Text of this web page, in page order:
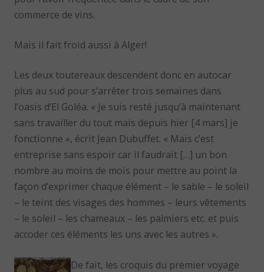
commerce de vins.
Mais il fait froid aussi à Alger!
Les deux toutereaux descendent donc en autocar
plus au sud pour s’arrêter trois semaines dans
l’oasis d’El Goléa. « Je suis resté jusqu’à maintenant
sans travailler du tout mais depuis hier [4 mars] je
fonctionne », écrit Jean Dubuffet. « Mais c’est
entreprise sans espoir car il faudrait […] un bon
nombre au moins de mois pour mettre au point la
façon d’exprimer chaque élément – le sable – le soleil
– le teint des visages des hommes – leurs vêtements
– le soleil – les chameaux – les palmiers etc. et puis
accoder ces éléments les uns avec les autres ».
De fait, les croquis du premier voyage